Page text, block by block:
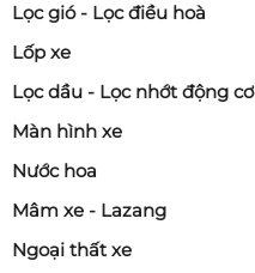
Lọc gió - Lọc điều hoà
Lốp xe
Lọc dầu - Lọc nhớt động cơ
Màn hình xe
Nước hoa
Mâm xe - Lazang
Ngoại thất xe